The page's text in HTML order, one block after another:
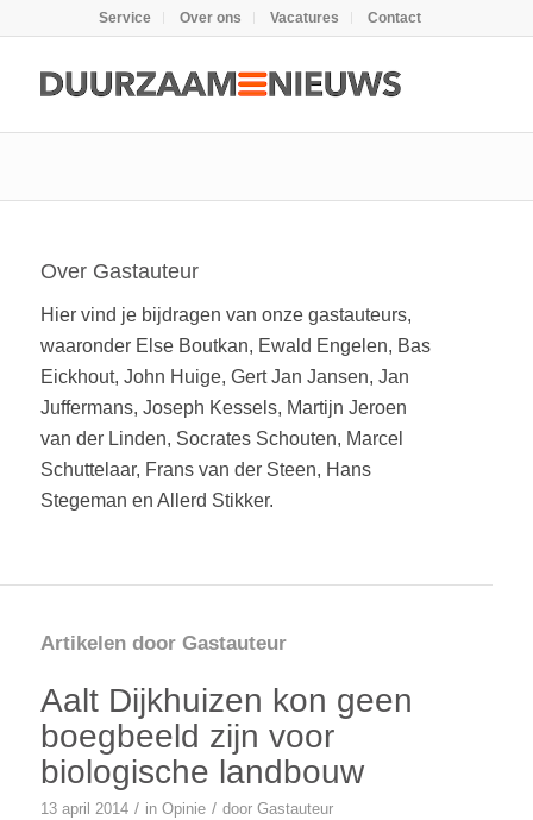
Service Over ons Vacatures Contact
Over Gastauteur
Hier vind je bijdragen van onze gastauteurs,
waaronder Else Boutkan, Ewald Engelen, Bas
Eickhout, John Huige, Gert Jan Jansen, Jan
Juffermans, Joseph Kessels, Martijn Jeroen
van der Linden, Socrates Schouten, Marcel
Schuttelaar, Frans van der Steen, Hans
Stegeman en Allerd Stikker.
Artikelen door Gastauteur
Aalt Dijkhuizen kon geen
boegbeeld zijn voor
biologische landbouw
13 april 2014 / in Opinie / door Gastauteur